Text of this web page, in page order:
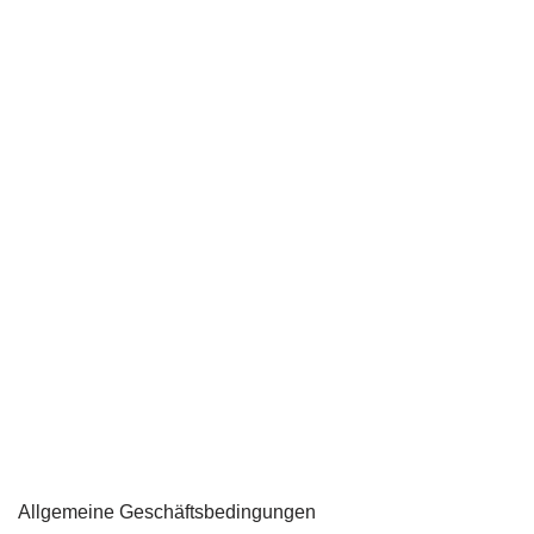
Allgemeine Geschäftsbedingungen